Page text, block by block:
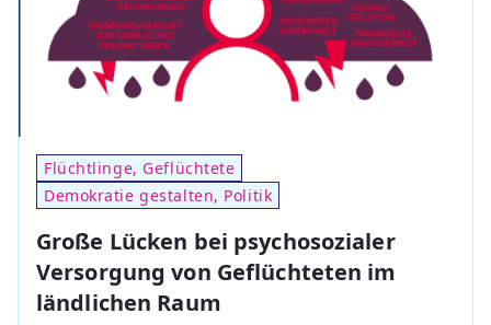
Flüchtlinge, Geflüchtete
Demokratie gestalten, Politik
Große Lücken bei psychosozialer
Versorgung von Geflüchteten im
ländlichen Raum